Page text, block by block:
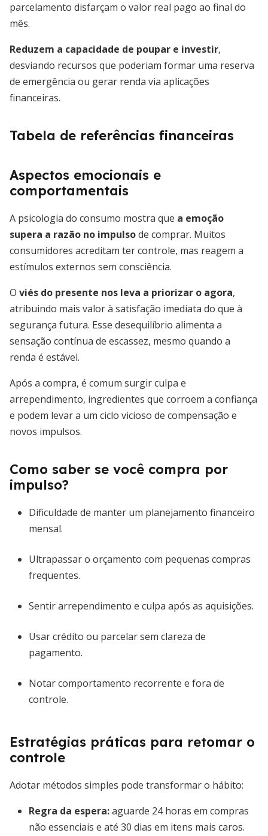
parcelamento disfarçam o valor real pago ao final do
mês.
Reduzem a capacidade de poupar e investir,
desviando recursos que poderiam formar uma reserva
de emergência ou gerar renda via aplicações
financeiras.
Tabela de referências financeiras
Aspectos emocionais e
comportamentais
A psicologia do consumo mostra que a emoção
supera a razão no impulsode comprar. Muitos
consumidores acreditam ter controle, mas reagem a
estímulos externos sem consciência.
O viés do presente nos leva a priorizar o agora,
atribuindo mais valor à satisfação imediata do que à
segurança futura. Esse desequilíbrio alimenta a
sensação contínua de escassez, mesmo quando a
renda é estável.
Após a compra, é comum surgir culpa e
arrependimento, ingredientes que corroem a confiança
e podem levar a um ciclo vicioso de compensação e
novos impulsos.
Como saber se você compra por
impulso?
Dificuldade de manter um planejamento financeiro
mensal.
Ultrapassar o orçamento com pequenas compras
frequentes.
Sentir arrependimento e culpa após as aquisições.
Usar crédito ou parcelar sem clareza de
pagamento.
Notar comportamento recorrente e fora de
controle.
Estratégias práticas para retomar o
controle
Adotar métodos simples pode transformar o hábito:
Regra da espera:aguarde 24 horas em compras
não essenciais e até 30 dias em itens mais caros.